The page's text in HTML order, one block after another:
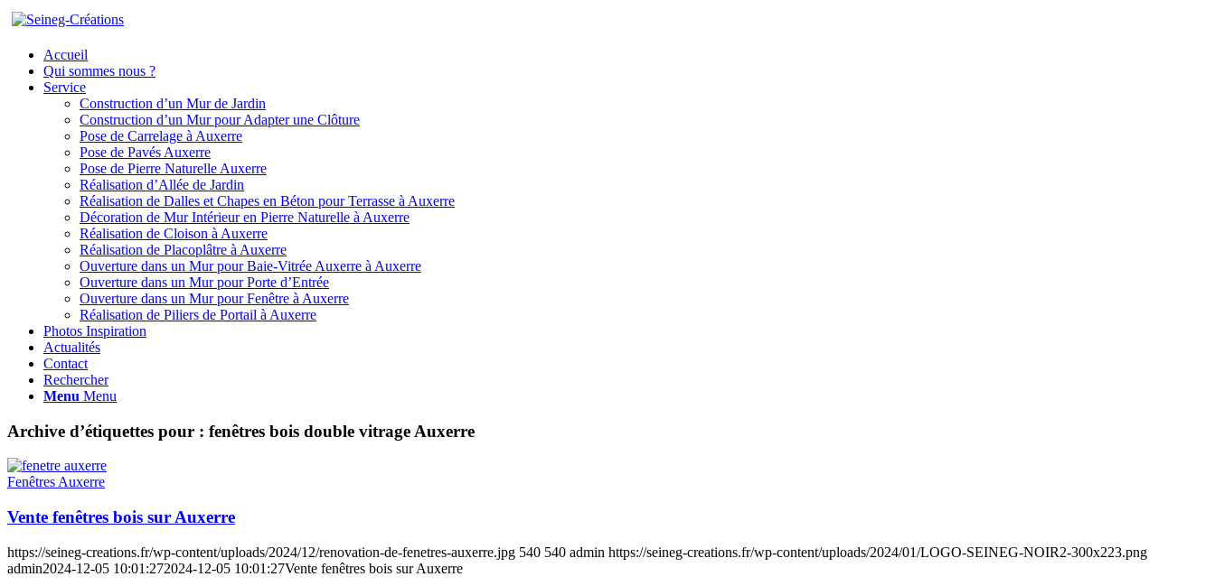
Accueil
Qui sommes nous ?
Service
Construction d’un Mur de Jardin
Construction d’un Mur pour Adapter une Clôture
Pose de Carrelage à Auxerre
Pose de Pavés Auxerre
Pose de Pierre Naturelle Auxerre
Réalisation d’Allée de Jardin
Réalisation de Dalles et Chapes en Béton pour Terrasse à Auxerre
Décoration de Mur Intérieur en Pierre Naturelle à Auxerre
Réalisation de Cloison à Auxerre
Réalisation de Placoplâtre à Auxerre
Ouverture dans un Mur pour Baie-Vitrée Auxerre à Auxerre
Ouverture dans un Mur pour Porte d’Entrée
Ouverture dans un Mur pour Fenêtre à Auxerre
Réalisation de Piliers de Portail à Auxerre
Photos Inspiration
Actualités
Contact
Rechercher
Menu Menu
Archive d’étiquettes pour : fenêtres bois double vitrage Auxerre
Fenêtres Auxerre
Vente fenêtres bois sur Auxerre
https://seineg-creations.fr/wp-content/uploads/2024/12/renovation-de-fenetres-auxerre.jpg 540 540 admin https://seineg-creations.fr/wp-content/uploads/2024/01/LOGO-SEINEG-NOIR2-300x223.png
admin2024-12-05 10:01:272024-12-05 10:01:27Vente fenêtres bois sur Auxerre